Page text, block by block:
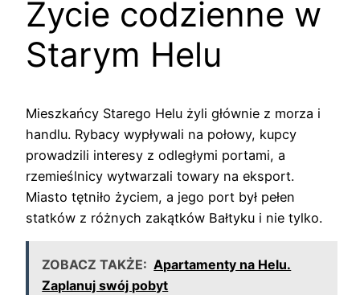
Życie codzienne w
Starym Helu
Mieszkańcy Starego Helu żyli głównie z morza i
handlu. Rybacy wypływali na połowy, kupcy
prowadzili interesy z odległymi portami, a
rzemieślnicy wytwarzali towary na eksport.
Miasto tętniło życiem, a jego port był pełen
statków z różnych zakątków Bałtyku i nie tylko.
ZOBACZ TAKŻE: Apartamenty na Helu.
Zaplanuj swój pobyt